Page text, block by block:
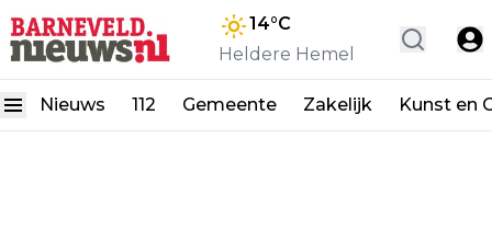
14°C
Heldere Hemel
Nieuws 112 Gemeente Zakelijk Kunst en